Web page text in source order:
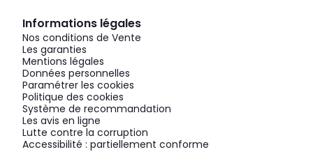
Informations légales
Nos conditions de Vente
Les garanties
Mentions légales
Données personnelles
Paramétrer les cookies
Politique des cookies
Système de recommandation
Les avis en ligne
Lutte contre la corruption
Accessibilité : partiellement conforme